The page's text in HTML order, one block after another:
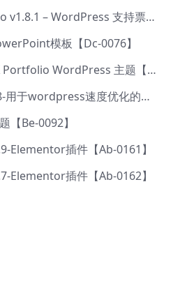
Fluent Support Pro v1.8.1 – WordPress 支持票务系统【Cc-0041】
模板【Dc-0076】
Rhye v3.5.3 – AJAX Portfolio WordPress 主题【Bi-0049】
WP Rocket v3.10.8-用于wordpress速度优化的缓存加速插件【Cd-0019】
【Be-0092】
Elementor插件【Ab-0161】
Elementor插件【Ab-0162】